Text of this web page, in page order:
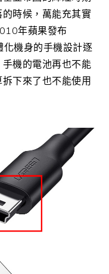
時候，萬能充其實
年蘋果發布
機身的手機設計逐
機的電池再也不能
下來了也不能使用